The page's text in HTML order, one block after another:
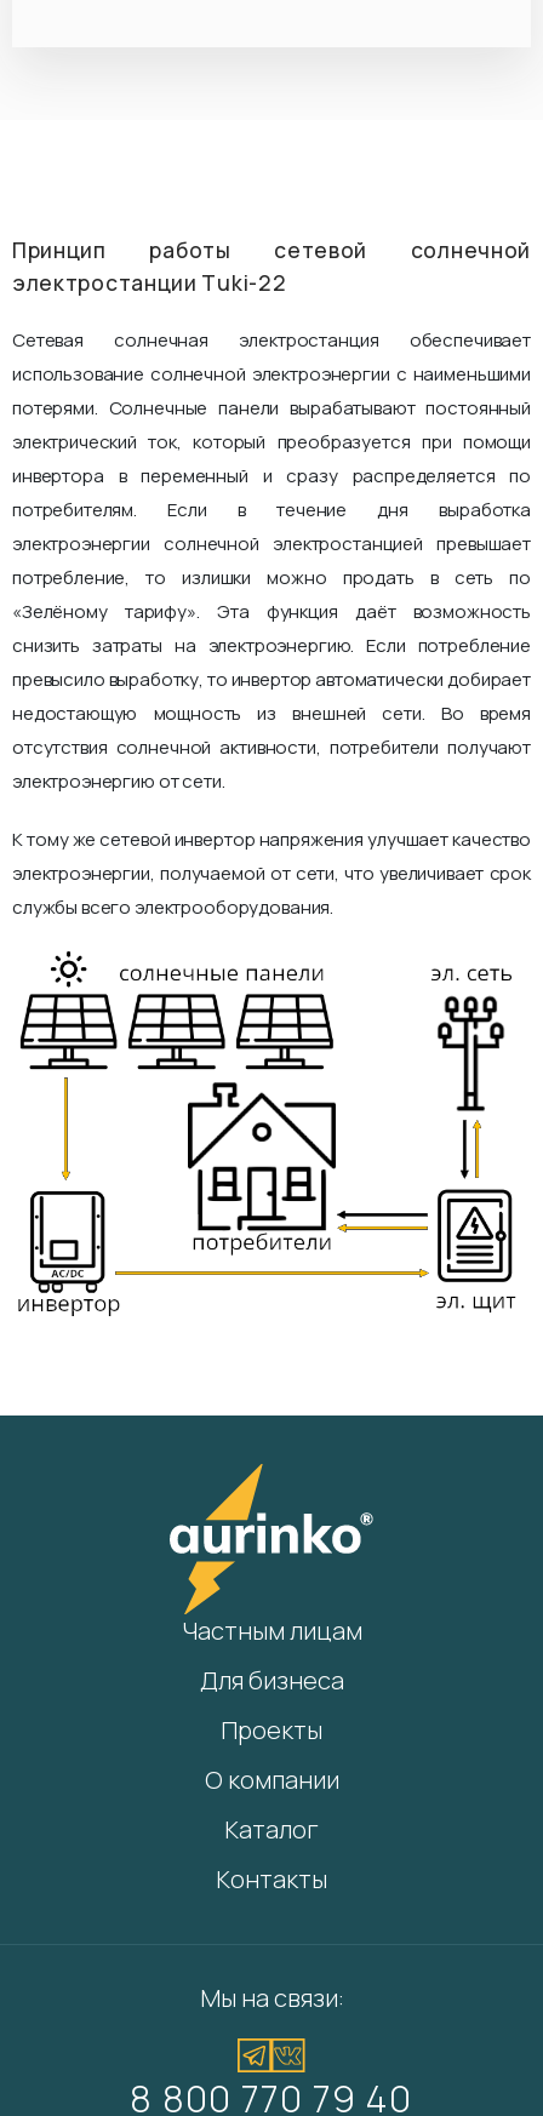
Принцип работы сетевой солнечной
электростанции Tuki-22
Сетевая солнечная электростанция обеспечивает
использование солнечной электроэнергии с наименьшими
потерями. Солнечные панели вырабатывают постоянный
электрический ток, который преобразуется при помощи
инвертора в переменный и сразу распределяется по
потребителям. Если в течение дня выработка
электроэнергии солнечной электростанцией превышает
потребление, то излишки можно продать в сеть по
«Зелёному тарифу». Эта функция даёт возможность
снизить затраты на электроэнергию. Если потребление
превысило выработку, то инвертор автоматически добирает
недостающую мощность из внешней сети. Во время
отсутствия солнечной активности, потребители получают
электроэнергию от сети.
К тому же сетевой инвертор напряжения улучшает качество
электроэнергии, получаемой от сети, что увеличивает срок
службы всего электрооборудования.
Частным лицам
Для бизнеса
Проекты
О компании
Каталог
Контакты
Мы на связи:
8 800 770 79 40